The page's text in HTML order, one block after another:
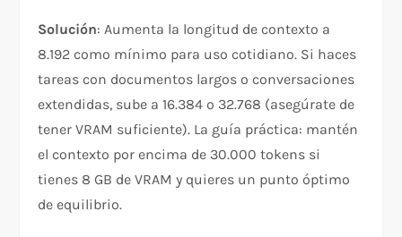
Solución: Aumenta la longitud de contexto a
8.192 como mínimo para uso cotidiano. Si haces
tareas con documentos largos o conversaciones
extendidas, sube a 16.384 o 32.768 (asegúrate de
tener VRAM suficiente). La guía práctica: mantén
el contexto por encima de 30.000 tokens si
tienes 8 GB de VRAM y quieres un punto óptimo
de equilibrio.